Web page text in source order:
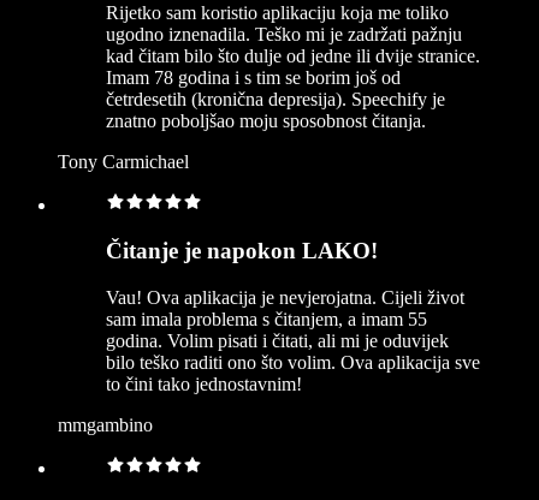
Rijetko sam koristio aplikaciju koja me toliko
ugodno iznenadila. Teško mi je zadržati pažnju
kad čitam bilo što dulje od jedne ili dvije stranice.
Imam 78 godina i s tim se borim još od
četrdesetih (kronična depresija). Speechify je
znatno poboljšao moju sposobnost čitanja.
Tony Carmichael
Čitanje je napokon LAKO!
Vau! Ova aplikacija je nevjerojatna. Cijeli život
sam imala problema s čitanjem, a imam 55
godina. Volim pisati i čitati, ali mi je oduvijek
bilo teško raditi ono što volim. Ova aplikacija sve
to čini tako jednostavnim!
mmgambino